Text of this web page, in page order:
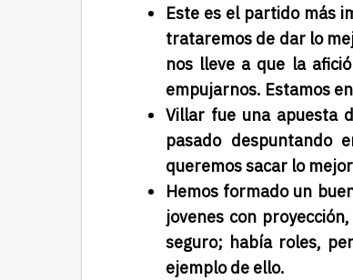
Este es el partido más
trataremos de dar lo
nos lleve a que la
empujarnos. Estamos
Villar fue una apuesta
pasado despuntando
queremos sacar lo
Hemos formado un
jovenes con
seguro; había roles,
ejemplo de ello.